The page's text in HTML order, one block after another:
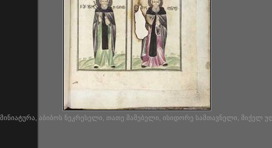
მინიატურა, აბიბოს ნეკრესელი, თათე მამებელი, ისიდორე სამთავნელი, მიქელ